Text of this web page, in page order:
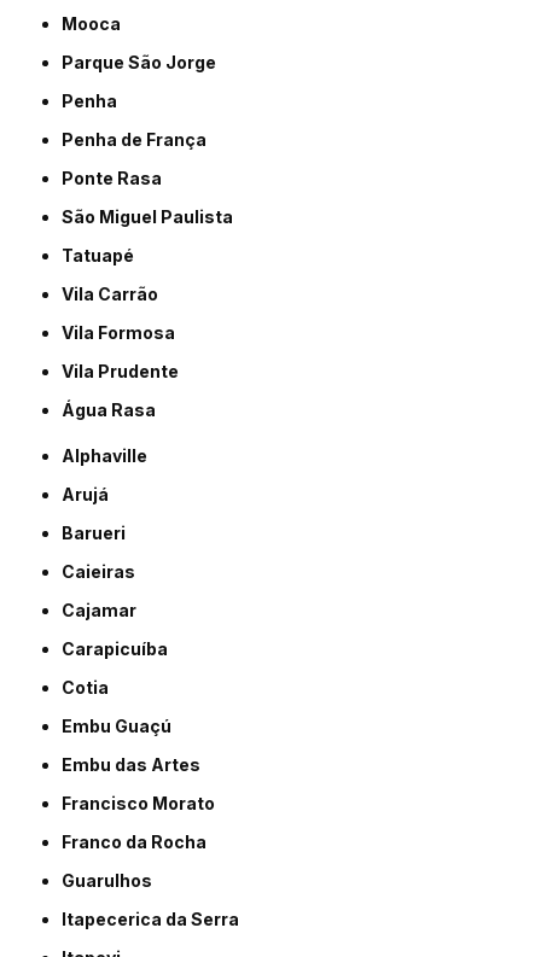
Mooca
Parque São Jorge
Penha
Penha de França
Ponte Rasa
São Miguel Paulista
Tatuapé
Vila Carrão
Vila Formosa
Vila Prudente
Água Rasa
Alphaville
Arujá
Barueri
Caieiras
Cajamar
Carapicuíba
Cotia
Embu Guaçú
Embu das Artes
Francisco Morato
Franco da Rocha
Guarulhos
Itapecerica da Serra